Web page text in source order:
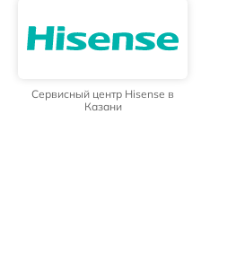
Сервисный центр Hisense в
Казани